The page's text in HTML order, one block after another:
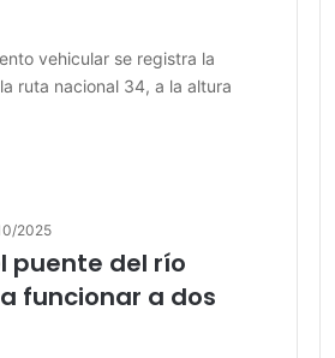
vehicular se registra la
ruta nacional 34, a la altura
2025
puente del río
funcionar a dos